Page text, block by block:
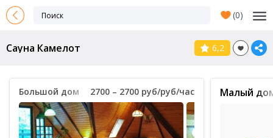
(0)
Сауна Камелот 6,2
Большой дом 2700 – 2700 руб/руб/час Малый